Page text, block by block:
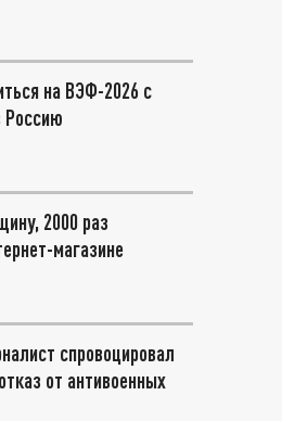
на ВЭФ-2026 с
Россию
2000 раз
магазине
спровоцировал
от антивоенных